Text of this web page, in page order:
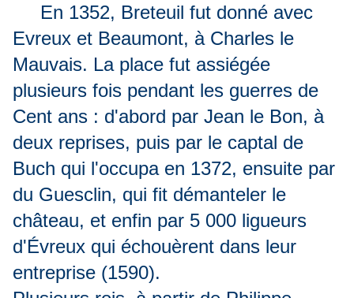
En 1352, Breteuil fut donné avec
Evreux et Beaumont, à Charles le
Mauvais. La place fut assiégée
plusieurs fois pendant les guerres de
Cent ans : d'abord par Jean le Bon, à
deux reprises, puis par le captal de
Buch qui l'occupa en 1372, ensuite par
du Guesclin, qui fit démanteler le
château, et enfin par 5 000 ligueurs
d'Évreux qui échouèrent dans leur
entreprise (1590).